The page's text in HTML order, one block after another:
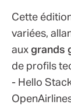
Cette
variées,
aux grands
de profils
- Hello